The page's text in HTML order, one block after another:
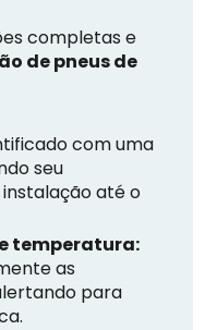
completas e
de pneus de
com uma
seu
até o
temperatura:
as
para